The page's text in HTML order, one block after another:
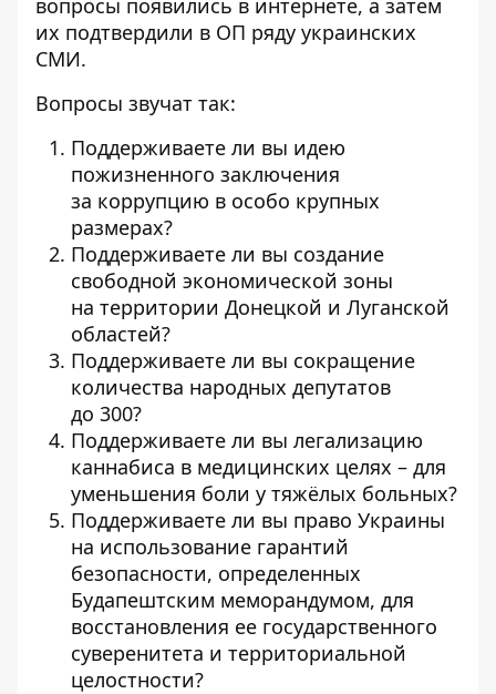
вопросы появились в интернете, а затем
их подтвердили в ОП ряду украинских
СМИ.
Вопросы звучат так:
Поддерживаете ли вы идею
пожизненного заключения
за коррупцию в особо крупных
размерах?
Поддерживаете ли вы создание
свободной экономической зоны
на территории Донецкой и Луганской
областей?
Поддерживаете ли вы сокращение
количества народных депутатов
до 300?
Поддерживаете ли вы легализацию
каннабиса в медицинских целях – для
уменьшения боли у тяжёлых больных?
Поддерживаете ли вы право Украины
на использование гарантий
безопасности, определенных
Будапештским меморандумом, для
восстановления ее государственного
суверенитета и территориальной
целостности?